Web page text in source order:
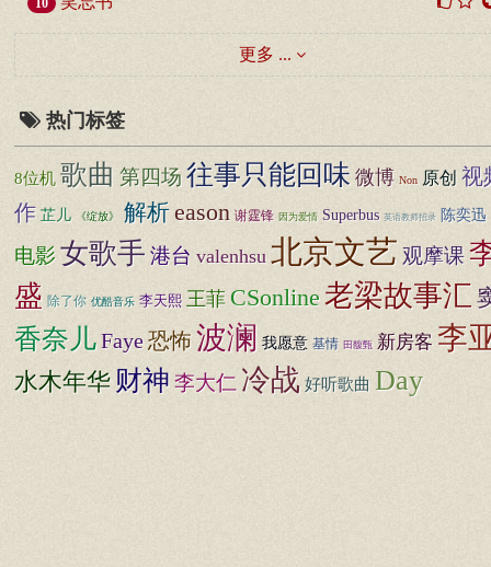
10
更多 ...
热门标签
8位机 歌曲 第四场往事只能回味 微博 Non 原创 视
作 芷儿 《绽放》 解析eason 谢霆锋 因为爱情 Superbus 英语教师招录 陈奕迅
电影女歌手港台 valenhsu 北京文艺 观摩课
盛 除了你 优酷音乐 李天熙 王菲 CSonline老梁故事汇
香奈儿Faye恐怖 波澜 我愿意 基情 田馥甄 新房客 李
水木年华 财神 李大仁 冷战 好听歌曲 Day